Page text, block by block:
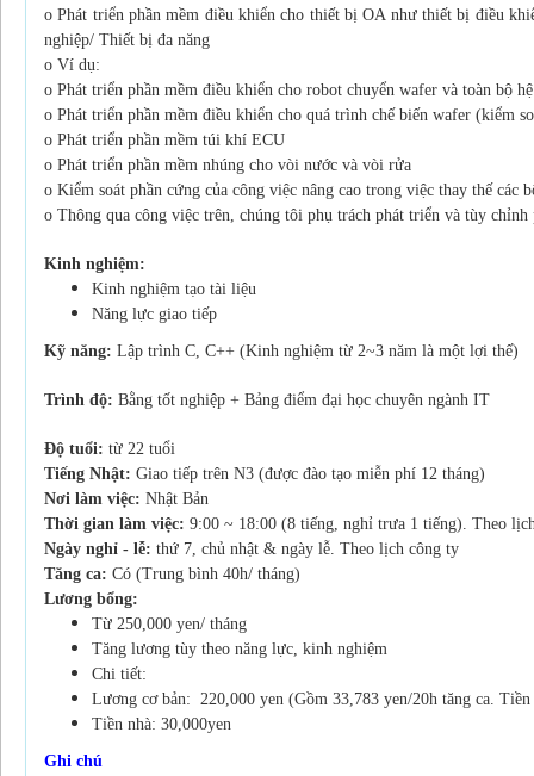
o Phát triển phần mềm điều khiển cho thiết bị OA như thiết bị điều
nghiệp/ Thiết bị đa năng
o Ví dụ:
o Phát triển phần mềm điều khiển cho robot chuyển wafer và toàn bộ
o Phát triển phần mềm điều khiển cho quá trình chế biến wafer (kiểm
o Phát triển phần mềm túi khí ECU
o Phát triển phần mềm nhúng cho vòi nước và vòi rửa
o Kiểm soát phần cứng của công việc nâng cao trong việc thay thế các
o Thông qua công việc trên, chúng tôi phụ trách phát triển và tùy chỉnh
Kinh nghiệm:
Kinh nghiệm tạo tài liệu
Năng lực giao tiếp
Kỹ năng: Lập trình C, C++ (Kinh nghiệm từ 2~3 năm là một lợi thế)
Trình độ: Bằng tốt nghiệp + Bảng điểm đại học chuyên ngành IT
Độ tuổi: từ 22 tuổi
Tiếng Nhật: Giao tiếp trên N3 (được đào tạo miễn phí 12 tháng)
Nơi làm việc: Nhật Bản
Thời gian làm việc: 9:00 ~ 18:00 (8 tiếng, nghỉ trưa 1 tiếng). Theo
Ngày nghỉ - lễ: thứ 7, chủ nhật & ngày lễ. Theo lịch công ty
Tăng ca: Có (Trung bình 40h/ tháng)
Lương bổng:
Từ 250,000 yen/ tháng
Tăng lương tùy theo năng lực, kinh nghiệm
Chi tiết:
Lương cơ bản: 220,000 yen (Gồm 33,783 yen/20h tăng ca.
Tiền nhà: 30,000yen
Ghi chú